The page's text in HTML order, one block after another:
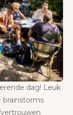
dag! Leuk
brainstorms